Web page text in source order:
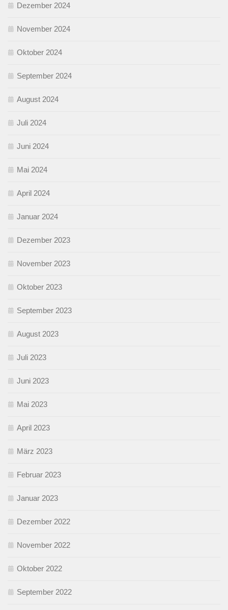
Dezember 2024
November 2024
Oktober 2024
September 2024
August 2024
Juli 2024
Juni 2024
Mai 2024
April 2024
Januar 2024
Dezember 2023
November 2023
Oktober 2023
September 2023
August 2023
Juli 2023
Juni 2023
Mai 2023
April 2023
März 2023
Februar 2023
Januar 2023
Dezember 2022
November 2022
Oktober 2022
September 2022